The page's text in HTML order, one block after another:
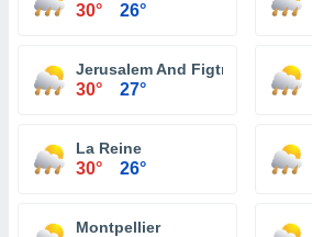
30° 26°
Jerusalem And Figtree Hill
30° 27°
La Reine
30° 26°
Montpellier